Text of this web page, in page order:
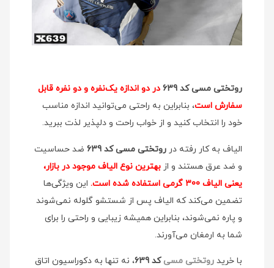
روتختی مسی کد 639
در دو اندازه یک‌نفره و دو نفره قابل
سفارش است، بنابراین به راحتی می‌توانید اندازه مناسب
خود را انتخاب کنید و از خواب راحت و دلپذیر لذت ببرید.
الیاف به کار رفته در روتختی مسی کد 639
ضد حساسیت
و ضد عرق هستند و از بهترین نوع الیاف موجود در بازار،
یعنی الیاف ۳00 گرمی استفاده شده است.
این ویژگی‌ها
تضمین می‌کند که الیاف پس از شستشو گلوله نمی‌شوند
و پاره نمی‌شوند، بنابراین همیشه زیبایی و راحتی را برای
شما به ارمغان می‌آورند.
با خرید روتختی مسی کد 639
، نه تنها به دکوراسیون اتاق